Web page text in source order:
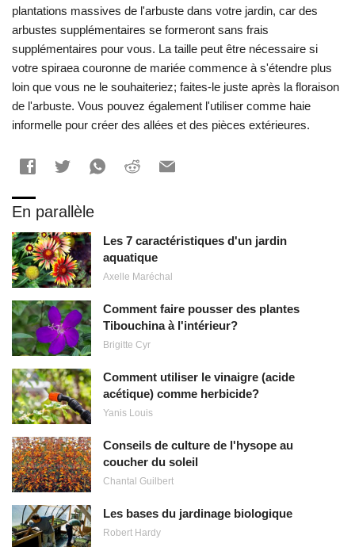
plantations massives de l'arbuste dans votre jardin, car des
arbustes supplémentaires se formeront sans frais
supplémentaires pour vous. La taille peut être nécessaire si
votre spiraea couronne de mariée commence à s'étendre plus
loin que vous ne le souhaiteriez; faites-le juste après la floraison
de l'arbuste. Vous pouvez également l'utiliser comme haie
informelle pour créer des allées et des pièces extérieures.
En parallèle
Les 7 caractéristiques d'un jardin
aquatique
Axelle Maréchal
Comment faire pousser des plantes
Tibouchina à l'intérieur?
Brigitte Cyr
Comment utiliser le vinaigre (acide
acétique) comme herbicide?
Yanis Louis
Conseils de culture de l'hysope au
coucher du soleil
Chantal Guilbert
Les bases du jardinage biologique
Robert Hardy